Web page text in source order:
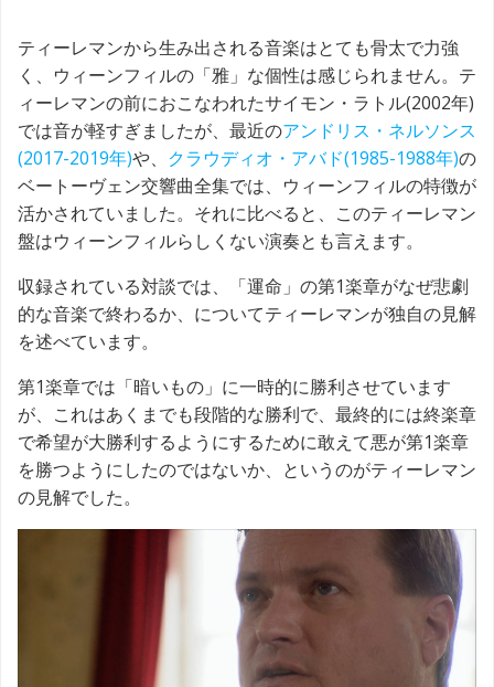
ティーレマンから生み出される音楽はとても骨太で力強
く、ウィーンフィルの「雅」な個性は感じられません。テ
ィーレマンの前におこなわれたサイモン・ラトル(2002年)
では音が軽すぎましたが、最近のアンドリス・ネルソンス
(2017-2019年)や、 クラウディオ・アバド(1985-1988年)の
ベートーヴェン交響曲全集では、ウィーンフィルの特徴が
活かされていました。それに比べると、このティーレマン
盤はウィーンフィルらしくない演奏とも言えます。
収録されている対談では、「運命」の第1楽章がなぜ悲劇
的な音楽で終わるか、についてティーレマンが独自の見解
を述べています。
第1楽章では「暗いもの」に一時的に勝利させています
が、これはあくまでも段階的な勝利で、最終的には終楽章
で希望が大勝利するようにするために敢えて悪が第1楽章
を勝つようにしたのではないか、というのがティーレマン
の見解でした。